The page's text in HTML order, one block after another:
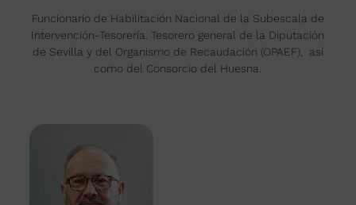
Funcionario de Habilitación Nacional de la Subescala de
Intervención-Tesorería. Tesorero general de la Diputación
de Sevilla y del Organismo de Recaudación (OPAEF), así
como del Consorcio del Huesna.